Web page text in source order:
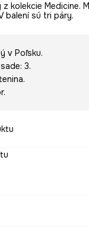
z kolekcie Medicine.
balení sú tri páry.
v Poľsku.
3.